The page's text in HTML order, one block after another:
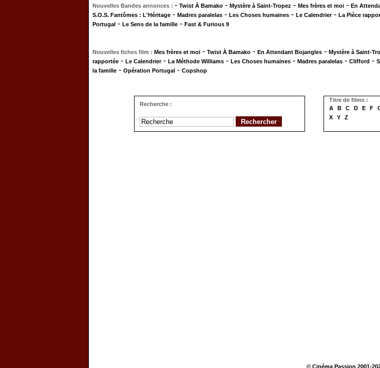
Nouvelles Bandes annonces : - Twist À Bamako - Mystère à Saint-Tropez - Mes frères et moi - En
S.O.S. Fantômes : L'Héritage - Madres paralelas - Les Choses humaines - Le Calendrier- La Pièce
Portugal - Le Sens de la famille - Fast & Furious 9
Nouvelles fiches film : Mes frères et moi - Twist À Bamako - En Attendant Bojangles - Mystère à Saint-
rapportée - Le Calendrier- La Méthode Williams - Les Choses humaines - Madres paralelas - Clifford -
la famille - Opération Portugal - Copshop
Recherche :
Titre de films :
A
B C D E F
X
Y Z
© Cinéma Passion 2001-